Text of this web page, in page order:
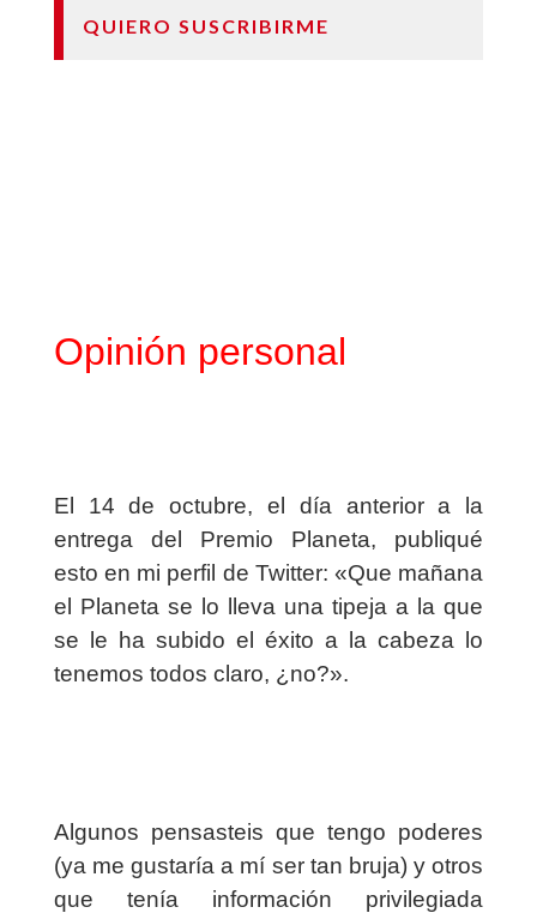
QUIERO SUSCRIBIRME
Opinión personal
El 14 de octubre, el día anterior a la
entrega del Premio Planeta, publiqué
esto en mi perfil de Twitter: «Que mañana
el Planeta se lo lleva una tipeja a la que
se le ha subido el éxito a la cabeza lo
tenemos todos claro, ¿no?».
Algunos pensasteis que tengo poderes
(ya me gustaría a mí ser tan bruja) y otros
que tenía información privilegiada